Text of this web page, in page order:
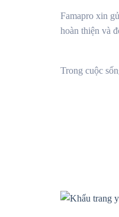
Famapro xin
hoàn thiện và
Trong cuộc